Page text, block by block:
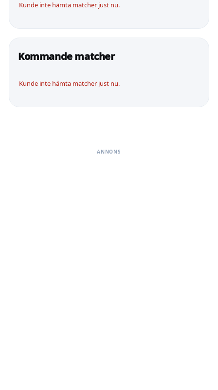
Kunde inte hämta matcher just nu.
Kommande matcher
Kunde inte hämta matcher just nu.
ANNONS